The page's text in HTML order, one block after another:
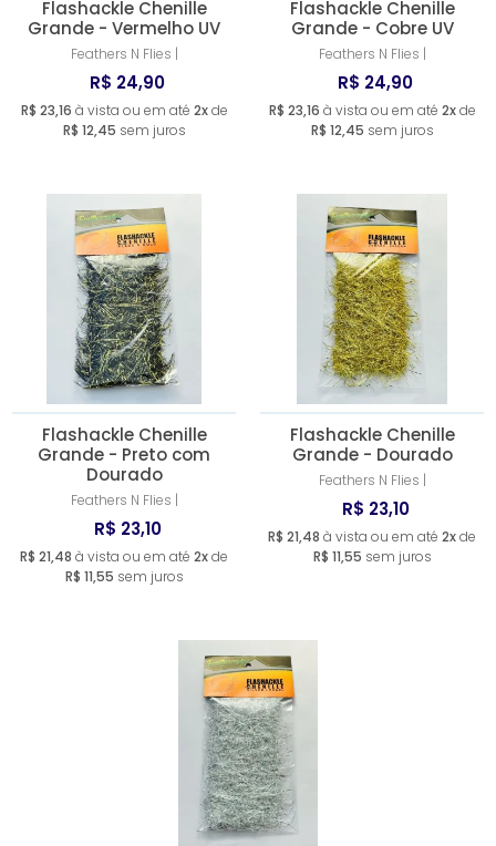
Flashackle Chenille
Grande - Vermelho UV
Feathers N Flies |
R$ 24,90
R$ 23,16 à vista ou em até 2xde
R$ 12,45 sem juros
Flashackle Chenille
Grande - Cobre UV
Feathers N Flies |
R$ 24,90
R$ 23,16 à vista ou em até 2xde
R$ 12,45 sem juros
Flashackle Chenille
Grande - Preto com
Dourado
Feathers N Flies |
R$ 23,10
R$ 21,48 à vista ou em até 2xde
R$ 11,55 sem juros
Flashackle Chenille
Grande - Dourado
Feathers N Flies |
R$ 23,10
R$ 21,48 à vista ou em até 2xde
R$ 11,55 sem juros